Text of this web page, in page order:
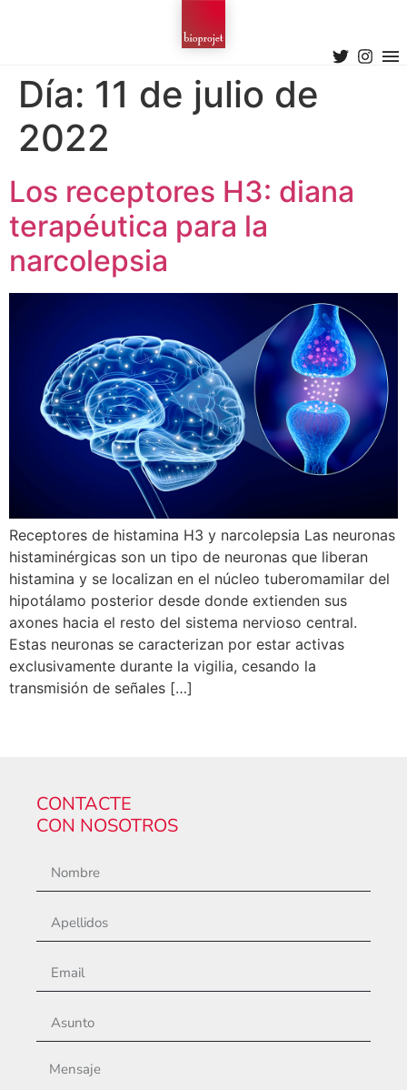
Día: 11 de julio de
2022
Los receptores H3: diana
terapéutica para la
narcolepsia
Receptores de histamina H3 y narcolepsia Las neuronas
histaminérgicas son un tipo de neuronas que liberan
histamina y se localizan en el núcleo tuberomamilar del
hipotálamo posterior desde donde extienden sus
axones hacia el resto del sistema nervioso central.
Estas neuronas se caracterizan por estar activas
exclusivamente durante la vigilia, cesando la
transmisión de señales […]
CONTACTE
CON NOSOTROS